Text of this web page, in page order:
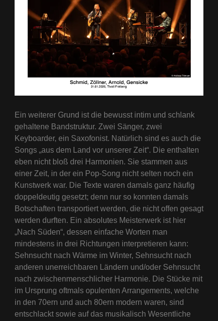
Ein weiterer Grund ist die bewusst intim und schlank
gehaltene Bandstruktur. Zwei Sänger, zwei
Keyboarder, ein Saxofonist. Natürlich sind es auch die
Songs „aus dem Land vor unserer Zeit“. Die enthalten
eben nicht bloß drei Harmonien. Sie stammen aus
einer Zeit, in der ein Pop-Song nicht selten noch ein
Kunstwerk war. Die Texte waren damals ganz häufig
doppeldeutig gesetzt; denn nur so konnten damals
Botschaften transportiert werden, die nicht offen gesagt
werden durften. Ein absolutes Meisterwerk ist hier
„Nach Süden“, dessen einfache Worten man
mindestens in drei Richtungen interpretieren kann:
Sehnsucht nach Wärme im Winter, Sehnsucht nach
anderen unerreichbaren Ländern und/oder Sehnsucht
nach zwischenmenschlicher Harmonie. Die Stücke mit
im Ursprung oftmals opulenten Arrangements, welche
in den 70ern und auch 80ern modern waren, sind
entschlackt sowie auf das musikalisch Wesentliche